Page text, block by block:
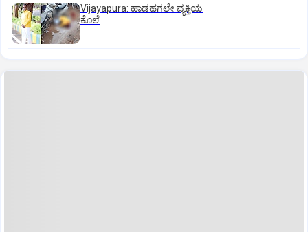
Vijayapura: ಹಾಡಹಗಲೇ ವ್ಯಕ್ತಿಯ
ಕೊಲೆ